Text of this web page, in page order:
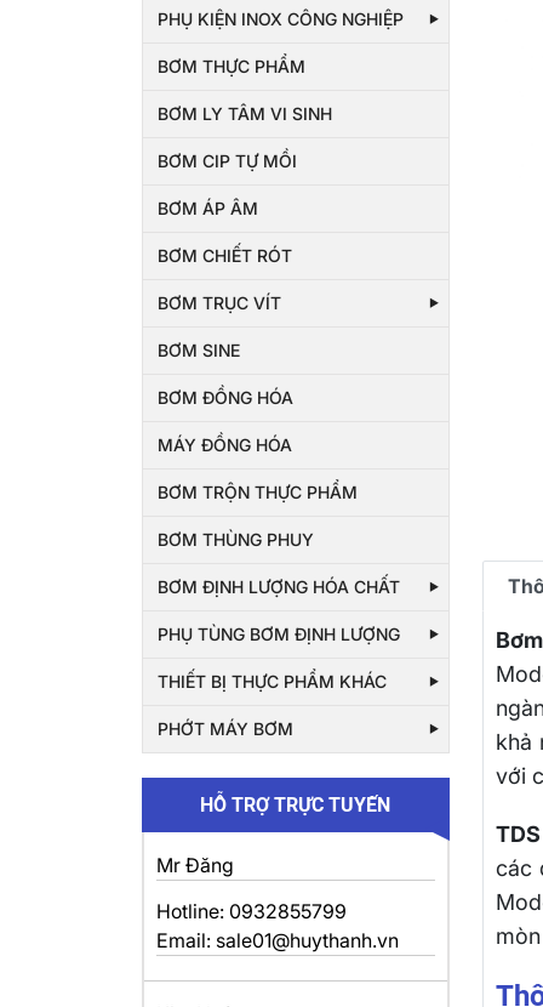
PHỤ KIỆN INOX CÔNG NGHIỆP
BƠM THỰC PHẨM
BƠM LY TÂM VI SINH
BƠM CIP TỰ MỒI
BƠM ÁP ÂM
BƠM CHIẾT RÓT
BƠM TRỤC VÍT
BƠM SINE
BƠM ĐỒNG HÓA
MÁY ĐỒNG HÓA
BƠM TRỘN THỰC PHẨM
BƠM THÙNG PHUY
BƠM ĐỊNH LƯỢNG HÓA CHẤT
PHỤ TÙNG BƠM ĐỊNH LƯỢNG
THIẾT BỊ THỰC PHẨM KHÁC
PHỚT MÁY BƠM
HỖ TRỢ TRỰC TUYẾN
Mr Đăng
Hotline: 0932855799
Email: sale01@huythanh.vn
khả
với
các